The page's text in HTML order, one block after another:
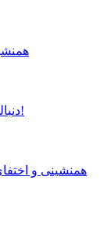
دنباله‌دار 220 مکنات 8000 برابر درخشان شد!
همنشینی و اختفای خوشه